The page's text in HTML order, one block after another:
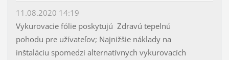
11.08.2020 14:19
Vykurovacie fólie poskytujú Zdravú tepelnú
pohodu pre užívateľov; Najnižšie náklady na
inštaláciu spomedzi alternatívnych vykurovacích